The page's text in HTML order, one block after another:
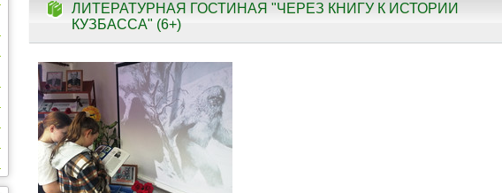
ЛИТЕРАТУРНАЯ ГОСТИНАЯ "ЧЕРЕЗ КНИГУ К ИСТОРИИ
КУЗБАССА" (6+)